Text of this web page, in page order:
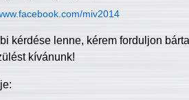
miv2014
kérdése lenne, kérem forduljon
kívánunk!